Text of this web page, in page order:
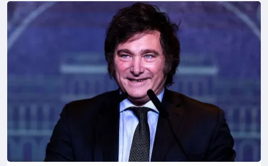
Снимка: goggle